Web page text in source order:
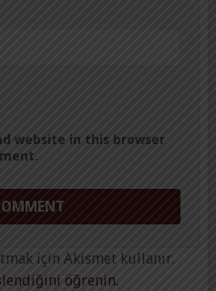
website in this browser
için Akismet kullanır.
öğrenin.